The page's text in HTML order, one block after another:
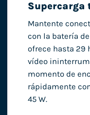
Supercarga
Mantente
con la batería
ofrece hasta 29
vídeo
momento de
rápidamente
45 W.